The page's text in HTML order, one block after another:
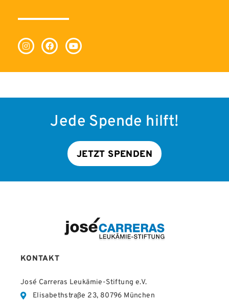
Jede Spende hilft!
JETZT SPENDEN
KONTAKT
José Carreras Leukämie-Stiftung e.V.
Elisabethstraße 23, 80796 München